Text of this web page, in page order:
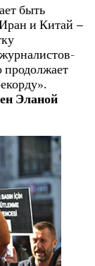
быть
и Китай –
продолжает
Эланой